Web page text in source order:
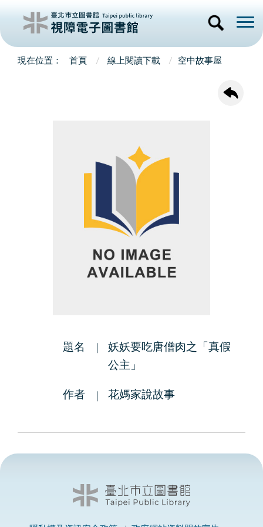
首頁 線上閱讀下載 空中故事屋
題名
妖妖要吃唐僧肉之「真假
公主」
作者 花媽家說故事